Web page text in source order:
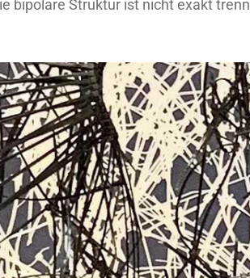
Struktur ist nicht exakt